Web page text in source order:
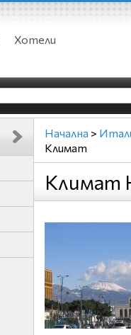
Хотели
Начална >
Климат
Климат